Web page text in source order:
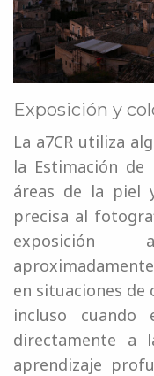
Exposición y
La a7CR utiliza
la Estimación de
áreas de la piel
precisa al
exposición
en situaciones
incluso
directamente a
aprendizaje